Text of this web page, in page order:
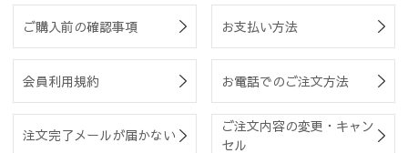
ご購入前の確認事項 お支払い方法
会員利用規約 お電話でのご注文方法
注文完了メールが届かない
ご注文内容の変更・キャン
セル